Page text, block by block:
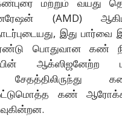
(AMD)
இது பார்வை
பொதுவான கண்
ஆக்ஸிஜனேற்ற
ஒட்டுமொத்த கண்